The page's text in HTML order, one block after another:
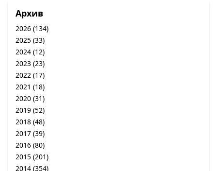
Архив
2026 (134)
2025 (33)
2024 (12)
2023 (23)
2022 (17)
2021 (18)
2020 (31)
2019 (52)
2018 (48)
2017 (39)
2016 (80)
2015 (201)
2014 (354)